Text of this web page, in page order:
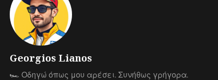
Georgios Lianos
🏎 Οδηγώ όπως μου αρέσει. Συνήθως γρήγορα.